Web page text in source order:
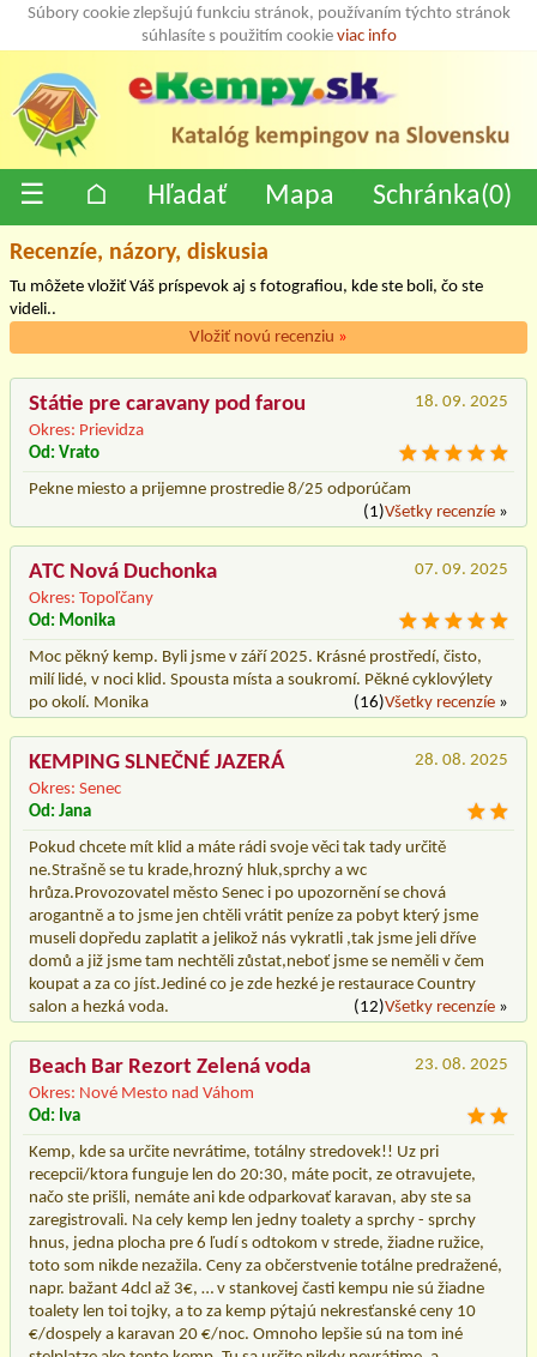
Súbory cookie zlepšujú funkciu stránok, používaním týchto stránok
súhlasíte s použitím cookie viac info
☰ ⌂ Hľadať Mapa Schránka(0)
Recenzíe, názory, diskusia
Tu môžete vložiť Váš príspevok aj s fotografiou, kde ste boli, čo ste
videli..
Vložiť novú recenziu »
Státie pre caravany pod farou
Okres: Prievidza
18. 09. 2025
Od: Vrato
Pekne miesto a prijemne prostredie 8/25 odporúčam
(1)Všetky recenzíe »
ATC Nová Duchonka
Okres: Topoľčany
07. 09. 2025
Od: Monika
Moc pěkný kemp. Byli jsme v září 2025. Krásné prostředí, čisto,
milí lidé, v noci klid. Spousta místa a soukromí. Pěkné cyklovýlety
po okolí. Monika
(16)Všetky recenzíe »
KEMPING SLNEČNÉ JAZERÁ
Okres: Senec
28. 08. 2025
Od: Jana
Pokud chcete mít klid a máte rádi svoje věci tak tady určitě
ne.Strašně se tu krade,hrozný hluk,sprchy a wc
hrůza.Provozovatel město Senec i po upozornění se chová
arogantně a to jsme jen chtěli vrátit peníze za pobyt který jsme
museli dopředu zaplatit a jelikož nás vykratli ,tak jsme jeli dříve
domů a již jsme tam nechtěli zůstat,neboť jsme se neměli v čem
koupat a za co jíst.Jediné co je zde hezké je restaurace Country
salon a hezká voda.
(12)Všetky recenzíe »
Beach Bar Rezort Zelená voda
Okres: Nové Mesto nad Váhom
23. 08. 2025
Od: Iva
Kemp, kde sa určite nevrátime, totálny stredovek!! Uz pri
recepcii/ktora funguje len do 20:30, máte pocit, ze otravujete,
načo ste prišli, nemáte ani kde odparkovať karavan, aby ste sa
zaregistrovali. Na cely kemp len jedny toalety a sprchy - sprchy
hnus, jedna plocha pre 6 ľudí s odtokom v strede, žiadne ružice,
toto som nikde nezažila. Ceny za občerstvenie totálne predražené,
napr. bažant 4dcl až 3€, … v stankovej časti kempu nie sú žiadne
toalety len toi tojky, a to za kemp pýtajú nekresťanské ceny 10
€/dospely a karavan 20 €/noc. Omnoho lepšie sú na tom iné